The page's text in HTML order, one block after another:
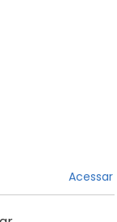
Acessar